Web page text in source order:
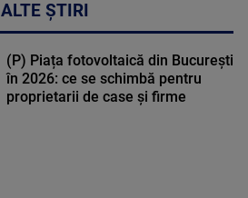
ALTE ȘTIRI
(P) Piața fotovoltaică din București
în 2026: ce se schimbă pentru
proprietarii de case și firme